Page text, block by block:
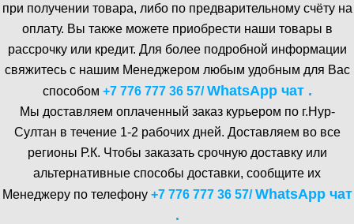
при получении товара, либо по предварительному счёту на
оплату. Вы также можете приобрести наши товары в
рассрочку или кредит. Для более подробной информации
свяжитесь с нашим Менеджером любым удобным для Вас
способом +7 776 777 36 57/WhatsA pp чат .
Мы доставляем оплаченный заказ курьером по г.Нур-
Cултан в течение 1-2 рабочих дней. Доставляем во все
регионы Р.К. Чтобы заказать срочную доставку или
альтернативные способы доставки, сообщите их
Менеджеру по телефону +7 776 777 36 57/WhatsA pp чат
.